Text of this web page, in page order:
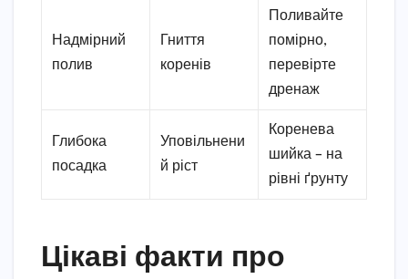
Надмірний
полив
Гниття
коренів
Поливайте
помірно,
перевірте
дренаж
Глибока
посадка
Уповільнени
й ріст
Коренева
шийка – на
рівні ґрунту
Цікаві факти про